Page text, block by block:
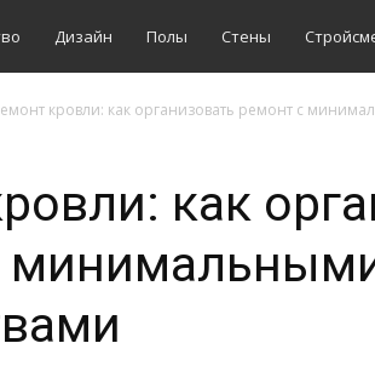
Дизайн Полы Стены
кровли: как организовать ремонт с
как